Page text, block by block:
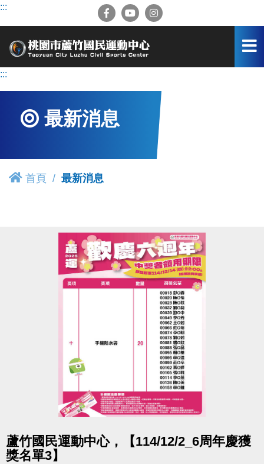
跳
容
:::
:::
最新消息
首頁 最新消息
蘆竹國民運動中心，【114/12/2_6周年慶獲
獎名單3】